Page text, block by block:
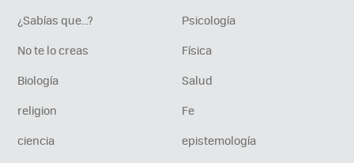
¿Sabías que...?
Psicología
No te lo creas
Física
Biología
Salud
religion
Fe
ciencia
epistemología